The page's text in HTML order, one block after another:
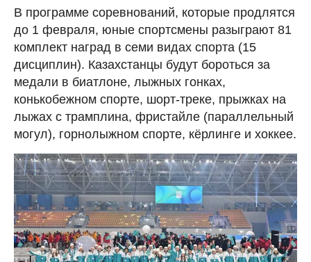
В программе соревнований, которые продлятся
до 1 февраля, юные спортсмены разыграют 81
комплект наград в семи видах спорта (15
дисциплин). Казахстанцы будут бороться за
медали в биатлоне, лыжных гонках,
конькобежном спорте, шорт-треке, прыжках на
лыжах с трамплина, фристайле (параллельный
могул), горнолыжном спорте, кёрлинге и хоккее.